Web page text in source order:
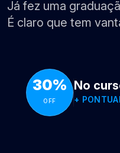
Já fez uma
É claro que tem
30%
OFF
No
+